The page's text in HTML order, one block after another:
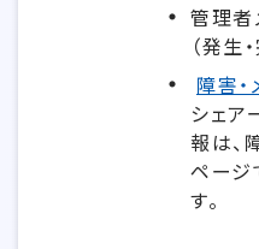
管理者
（発生
障害
シェア
報は、
ページ
す。